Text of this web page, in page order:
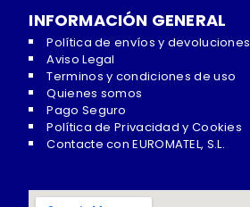
INFORMACIÓN GENERAL
Política de envíos y devoluciones
Aviso Legal
Terminos y condiciones de uso
Quienes somos
Pago Seguro
Política de Privacidad y Cookies
Contacte con EUROMATEL, S.L.